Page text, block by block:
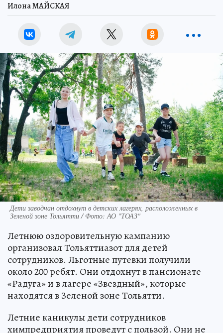
Илона МАЙСКАЯ
Дети заводчан отдохнут в детских лагерях, расположенных в
Зеленой зоне Тольятти / Фото: АО "ТОАЗ"
Летнюю оздоровительную кампанию
организовал Тольяттиазот для детей
сотрудников. Льготные путевки получили
около 200 ребят. Они отдохнут в пансионате
«Радуга» и в лагере «Звездный», которые
находятся в Зеленой зоне Тольятти.
Летние каникулы дети сотрудников
химпредприятия проведут с пользой. Они не